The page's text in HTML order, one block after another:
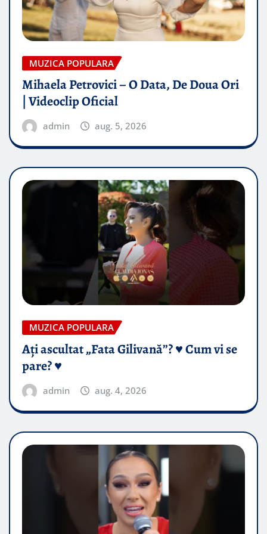
MUZICA POPULARA
Mihaela Petrovici – O Data, De Doua Ori
| Videoclip Oficial
admin aug. 5, 2026
MUZICA POPULARA
Ați ascultat „Fata Gilivană”? ♥️ Cum vi se
pare? ♥️
admin aug. 4, 2026